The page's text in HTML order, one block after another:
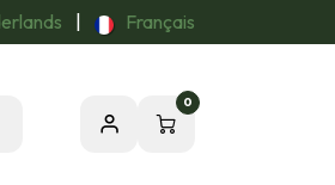
Français
0